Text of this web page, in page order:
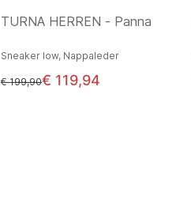
TURNA HERREN - Panna
Sneaker low, Nappaleder
statt
€ 199,90€ 119,94